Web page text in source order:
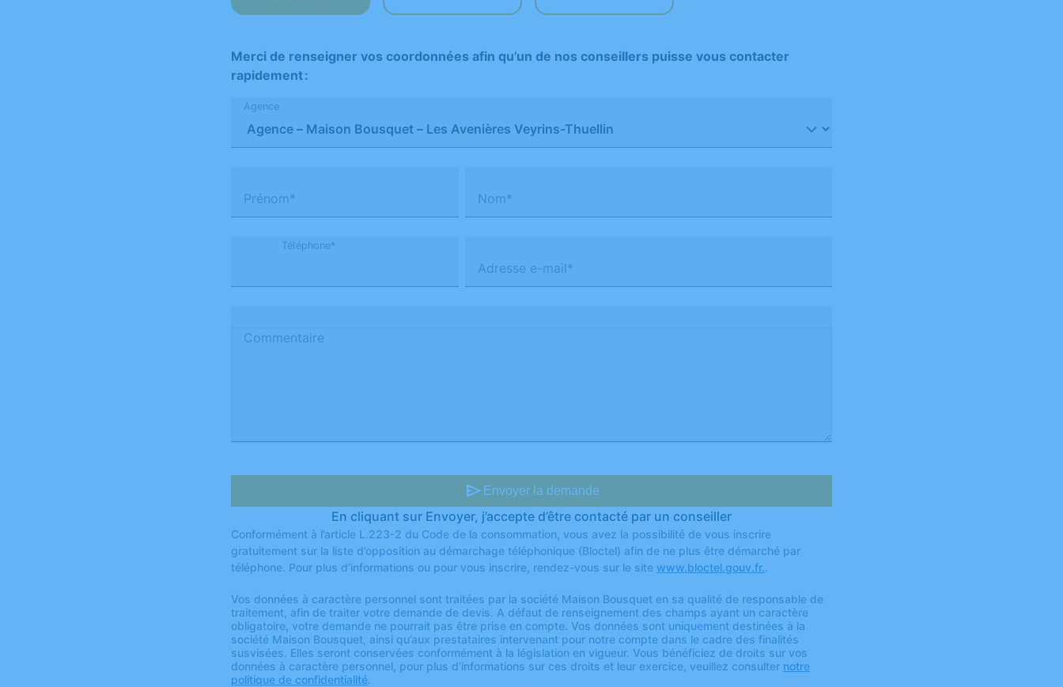
Merci de renseigner vos coordonnées afin qu’un de nos conseillers puisse vous contacter
rapidement :
Agence
Prénom* Nom*
Téléphone*
Adresse e-mail*
Commentaire
send Envoyer la demande
En cliquant sur Envoyer, j’accepte d’être contacté par un conseiller
Conformément à l’article L.223-2 du Code de la consommation, vous avez la possibilité de vous inscrire
gratuitement sur la liste d’opposition au démarchage téléphonique (Bloctel) afin de ne plus être démarché par
téléphone. Pour plus d’informations ou pour vous inscrire, rendez-vous sur le site www.bloctel.gouv.fr..
Vos données à caractère personnel sont traitées par la société Maison Bousquet en sa qualité de responsable de
traitement, afin de traiter votre demande de devis. A défaut de renseignement des champs ayant un caractère
obligatoire, votre demande ne pourrait pas être prise en compte. Vos données sont uniquement destinées à la
société Maison Bousquet, ainsi qu’aux prestataires intervenant pour notre compte dans le cadre des finalités
susvisées. Elles seront conservées conformément à la législation en vigueur. Vous bénéficiez de droits sur vos
données à caractère personnel, pour plus d’informations sur ces droits et leur exercice, veuillez consulter notre
politique de confidentialité.